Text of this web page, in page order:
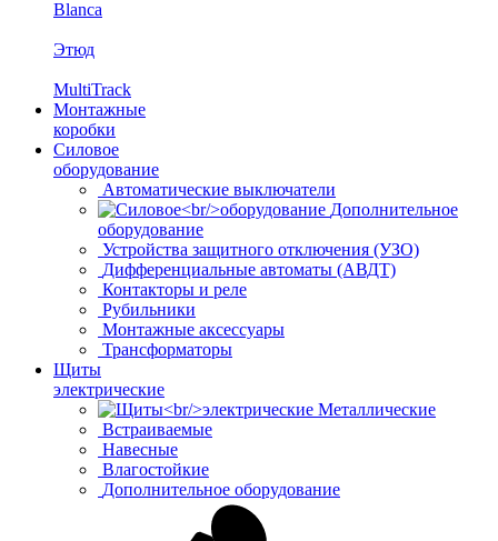
Blanca
Этюд
MultiTrack
Монтажные
коробки
Силовое
оборудование
Автоматические выключатели
Дополнительное
оборудование
Устройства защитного отключения (УЗО)
Дифференциальные автоматы (АВДТ)
Контакторы и реле
Рубильники
Монтажные аксессуары
Трансформаторы
Щиты
электрические
Металлические
Встраиваемые
Навесные
Влагостойкие
Дополнительное оборудование